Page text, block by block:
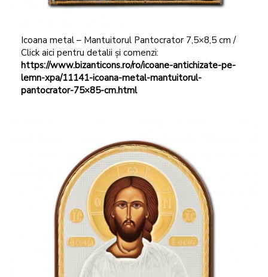
Icoana metal – Mantuitorul Pantocrator 7,5×8,5 cm /
Click aici pentru detalii și comenzi:
https://www.bizanticons.ro/ro/icoane-antichizate-pe-
lemn-xpa/11141-icoana-metal-mantuitorul-
pantocrator-75×85-cm.html